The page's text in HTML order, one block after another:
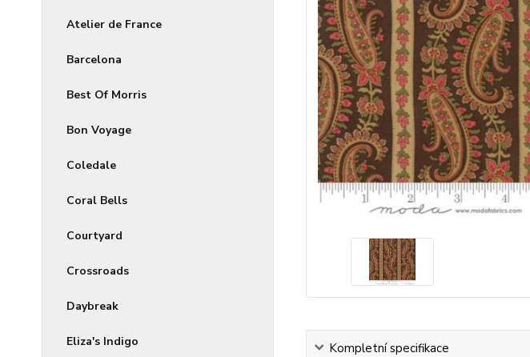
Atelier de France
Barcelona
Best Of Morris
Bon Voyage
Coledale
Coral Bells
Courtyard
Crossroads
Daybreak
Eliza's Indigo Kompletní specifikace